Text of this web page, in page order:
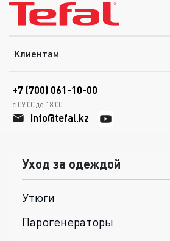
Клиентам
+7 (700) 061-10-00
с 09.00 до 18.00
info@tefal.kz
Уход за одеждой
Утюги
Парогенераторы